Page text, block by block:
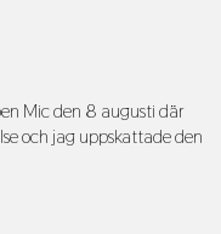
Mic den 8 augusti där
och jag uppskattade den